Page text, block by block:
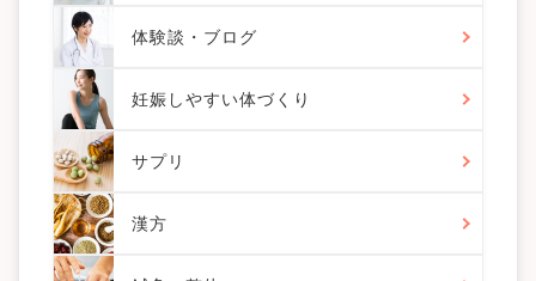
体験談・ブログ
妊娠しやすい体づくり
サプリ
漢方